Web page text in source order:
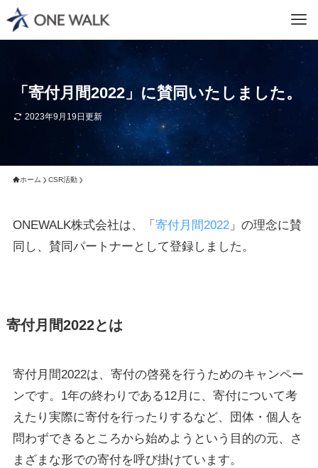
「寄付月間2022」に賛同いたしました。
2023年9月19日更新
ホーム CSR活動
ONEWALK株式会社は、「 寄付月間2022」の理念に賛
同し、賛同パートナーとして登録しました。
寄付月間2022とは
寄付月間2022は、寄付の啓発を行うためのキャンペー
ンです。1年の終わりである12月に、寄付について考
えたり実際に寄付を行ったりするなど、団体・個人を
問わずできるところから始めようという目的の元、さ
まざまな形での寄付を呼び掛けています。